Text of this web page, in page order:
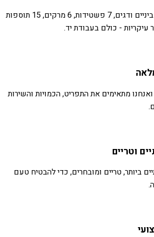
27 סלטים, 14 מנות ביניים ודגים, 7 פשטידות, 6 מרקים, 15 תוספות
ואנחנו מתאימים את התפריט, הכמויות והשירות
וטריים
ביותר, טריים ומובחרים, כדי להבטיח טעם